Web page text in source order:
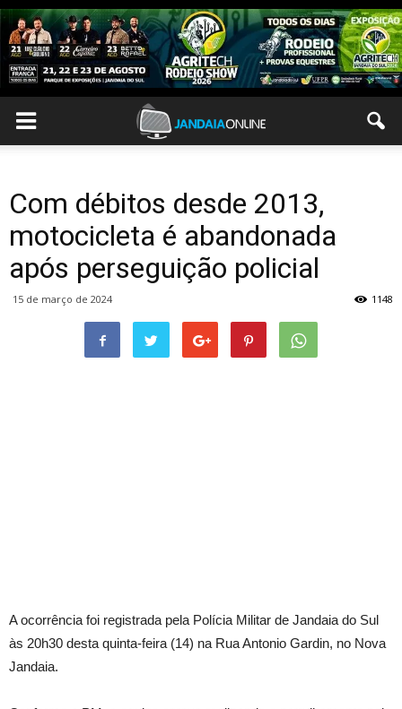
Com débitos desde 2013,
motocicleta é abandonada
após perseguição policial
15 de março de 2024 1148
A ocorrência foi registrada pela Polícia Militar de Jandaia do Sul
às 20h30 desta quinta-feira (14) na Rua Antonio Gardin, no Nova
Jandaia.